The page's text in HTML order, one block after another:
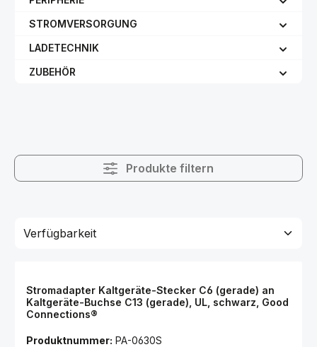
STROMVERSORGUNG
LADETECHNIK
ZUBEHÖR
Produkte filtern
Stromadapter Kaltgeräte-Stecker C6 (gerade) an
Kaltgeräte-Buchse C13 (gerade), UL, schwarz, Good
Connections®
Produktnummer: PA-0630S